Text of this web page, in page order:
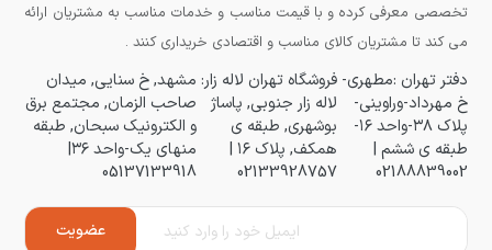
تخصصی معرفی کرده و با قیمت مناسب و خدمات مناسب به مشتریان ارائه
می کند تا مشتریان کالای مناسب و اقتصادی خریداری کنند .
دفتر تهران :مطهری-
خ مهرداد-وراوینی-
پلاک ۳۸-واحد ۱۶-
طبقه ی ششم |
02188839002
فروشگاه تهران لاله زار:
لاله زار جنوبی, پاساژ
بوشهری, طبقه ی
همکف, پلاک ۱۶ |
02133928757
مشهد, خ سنایی, میدان
صاحب الزمان, مجتمع برق
و الکترونیک سبحان, طبقه
منهای یک-واحد ۳۶|
05137133918